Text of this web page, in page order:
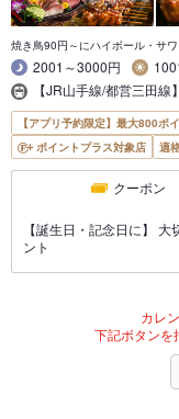
焼き鳥90円～にハイボール・サ
2001～3000円
【JR山手線/都営三田
【アプリ予約限定】最大800ポ
ポイントプラス対象店
適
クーポン
【誕生日・記念日に】
ント
カレ
下記ボタンを